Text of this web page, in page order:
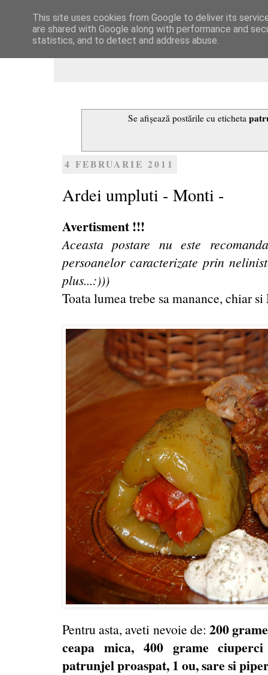
Dulcegarii culinare
Se afișează postările cu eticheta
4 FEBRUARIE 2011
Ardei umpluti - Monti -
Avertisment !!!
Aceasta postare nu este
persoanelor caracterizate prin
plus...:)))
Toata lumea trebe sa manance, chiar
Pentru asta, aveti nevoie de:200
ceapa mica, 400 grame
patrunjel proaspat, 1 ou, sare si
This site uses cookies from Google to deliver its
are shared with Google along with performance and
statistics, and to detect and address abuse.